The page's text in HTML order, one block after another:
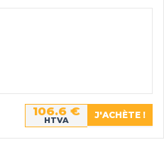
106.6 €
HTVA